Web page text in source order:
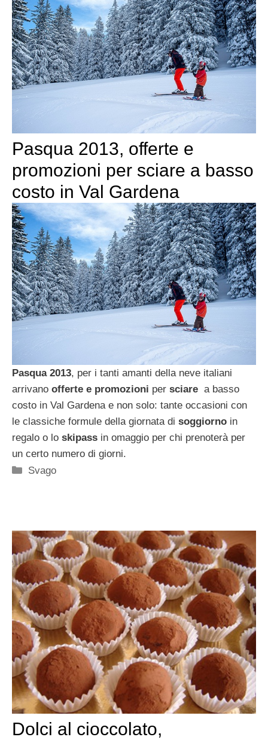
Pasqua 2013, offerte e
promozioni per sciare a basso
costo in Val Gardena
Pasqua 2013, per i tanti amanti della neve italiani
arrivano offerte e promozioni per sciare a basso
costo in Val Gardena e non solo: tante occasioni con
le classiche formule della giornata di soggiorno in
regalo o lo skipass in omaggio per chi prenoterà per
un certo numero di giorni.
Categorie
Svago
Dolci al cioccolato,